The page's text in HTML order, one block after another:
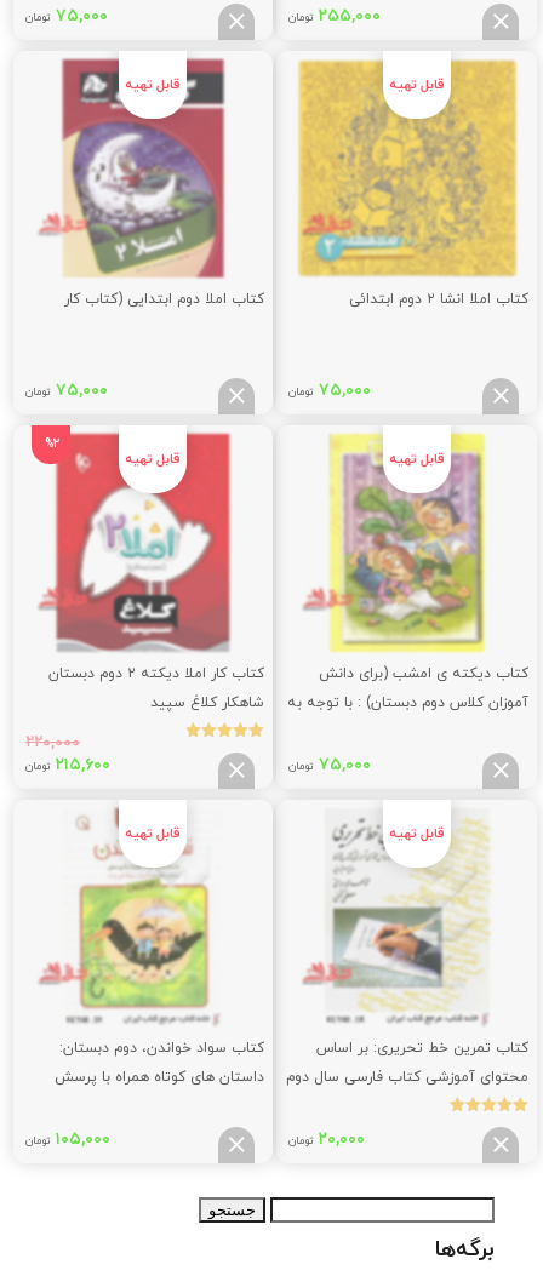
۲۵۵,۰۰۰ تومان ۷۵,۰۰۰ تومان
کتاب املا انشا ۲ دوم ابتدائی
۷۵,۰۰۰ تومان
کتاب املا دوم ابتدایی (کتاب کار
۷۵,۰۰۰ تومان
کتاب دیکته ی امشب (برای دانش
آموزان کلاس دوم دبستان) : با توجه به
۷۵,۰۰۰ تومان
کتاب کار املا دیکته ۲ دوم دبستان
شاهکار کلاغ سپید
نمره
5.00
۲۲۰,۰۰۰
قیمت
۲۲۰,۰۰۰
تومان
بود.
۲۱۵,۶۰۰ تومان
کتاب تمرین خط تحریری: بر اساس
محتوای آموزشی کتاب فارسی سال دوم
ابتدایی
نمره
5.00
۲۰,۰۰۰ تومان
کتاب سواد خواندن، دوم دبستان:
داستان های کوتاه همراه با پرسش
۱۰۵,۰۰۰ تومان
جستجو
برای:
برگه‌ها